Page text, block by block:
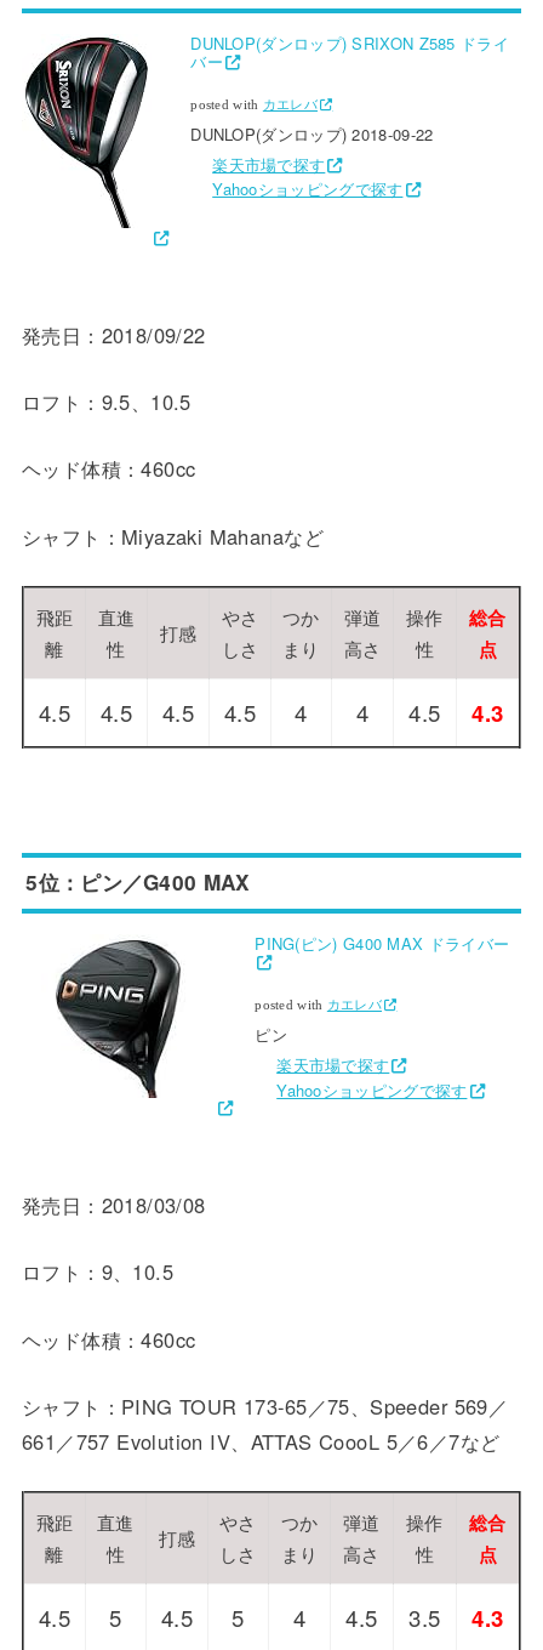
DUNLOP(ダンロップ) SRIXON Z585 ドライ
バー
posted with カエレバ
DUNLOP(ダンロップ) 2018-09-22
楽天市場で探す
Yahooショッピングで探す
発売日：2018/09/22
ロフト：9.5、10.5
ヘッド体積：460cc
シャフト：Miyazaki Mahanaなど
飛距
離
直進
性
打感
やさ
しさ
つか
まり
弾道
高さ
操作
性
総合
点
4.5 4.5 4.5 4.5 4 4 4.5 4.3
5位：ピン／G400 MAX
PING(ピン) G400 MAX ドライバー
posted with カエレバ
ピン
楽天市場で探す
Yahooショッピングで探す
発売日：2018/03/08
ロフト：9、10.5
ヘッド体積：460cc
シャフト：PING TOUR 173-65／75、Speeder 569／
661／757 Evolution IV、ATTAS CoooL 5／6／7など
飛距
離
直進
性
打感
やさ
しさ
つか
まり
弾道
高さ
操作
性
総合
点
4.5 5 4.5 5 4 4.5 3.5 4.3